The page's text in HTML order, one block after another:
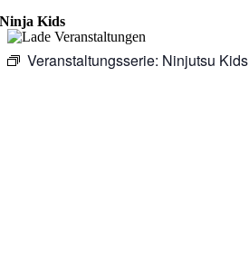
Ninja Kids
Veranstaltungsserie: Ninjutsu Kids